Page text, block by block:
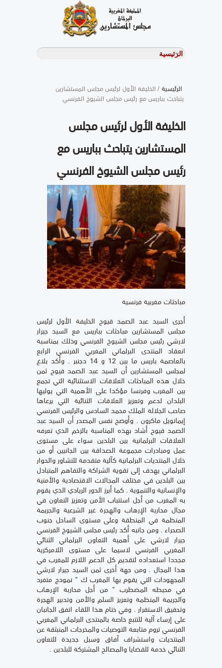
الرئيسية/ الخليفة الأول لرئيس مجلس المستشارين
يتباحث بباريس مع رئيس مجلس الشيوخ الفرنسي
الخليفة الأول لرئيس مجلس
المستشارين يتباحث بباريس مع
رئيس مجلس الشيوخ الفرنسي
مباحثات مغربية فرنسية
أجرى السيد عبد الصمد قيوح الخليفة الأول لرئيس
مجلس المستشارين مباحثات بباريس مع السيد جيرار
لارشي رئيس مجلس الشيوخ الفرنسي وذلك بمناسبة
انعقاد المنتدى البرلماني المغربي الفرنسي الرابع
بالعاصمة باريس ما بين 12 و 14 دجنبر . وأكد بلاغ
لمجلس المستشارين أن السيد عبد الصمد قيوح ثمن
خلال هذه المباحثات العلاقات الاستثنائية التي تجمع
بين المغرب وفرنسا مؤكدا على الأهمية التي يوليها
البلدان لدعم وتعزيز العلاقات الثنائية التي يرعاها
صاحب الجلالة الملك محمد السادس والرئيس الفرنسي
إيمانويل ماكرون . وأوضح نفس المصدر أن السيد عبد
الصمد قيوح أشاد بهذه المناسبة بالزخم الذي تعرفه
العلاقات البرلمانية بين البلدين سواء على مستوى
عمل ومبادرات مجموعة الصداقة بين الجانبين أو من
خلال المنتديات البرلمانية كآلية متقدمة للتشاور والحوار
البرلماني يهدف إلى تقوية الشراكة والتفاهم المتبادل
بين البلدين في مختلف المجالات الاقتصادية والأمنية
والإنسانية والتنموية . كما أبرز الدور الريادي الذي يقوم
به المغرب من أجل استتباب الأمن وتعزيز التعاون في
مجال محاربة الإرهاب والهجرة غير الشرعية والجريمة
المنظمة في المنطقة وعلى مستوى الساحل جنوب
الصحراء . ومن جانبه أكد رئيس مجلس الشيوخ الفرنسي
جيرار لارشي على أهمية التعاون البرلماني الثنائي
المغربي الفرنسي لاسيما على مستوى اللامركزية
مجددا استعداده لتقديم كل الدعم اللازم للمغرب في
هذا المجال . ومن جهة أخرى ثمن السيد جيرار لارشي
المجهودات التي يقوم بها المغرب ك " نمودج متفرد
في محيطه المضطرب " من أجل محاربة الإرهاب
والجريمة المنظمة وتعزيز السلم والأمن وتدبير الهجرة
وتحقيق الاستقرار . وفي ختام هذا اللقاء اتفق الجانبان
على إرساء آلية للتتبع خاصة بالمنتدى البرلماني المغربي
الفرنسي تروم متابعة التوصيات والمخرجات المنبثقة عن
المنتديات واستشراف آفاق وسبل جديدة للتعاون
الثنائي خدمة للقضايا والمصالح المشتركة للبلدين .